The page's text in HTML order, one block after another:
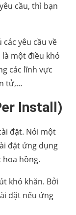
cầu, thì bạn
yêu cầu về
một điều khó
các lĩnh vực
tử,…
Install)
đặt. Nói một
đặt ứng dụng
hoa hồng.
khó khăn. Bởi
đặt nếu ứng